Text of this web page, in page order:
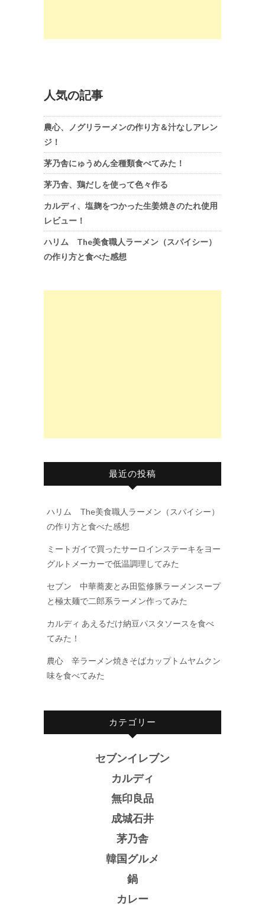
人気の記事
農心、ノグリラーメンの作り方＆汁なしアレン
ジ！
茅乃舎にゅうめん全種類食べてみた！
茅乃舎、鶏だしを使って色々作る
カルディ、塩麹をつかった生姜焼きのたれ使用
レビュー！
ハリム The美食職人ラーメン（スパイシー）
の作り方と食べた感想
最近の投稿
ハリム The美食職人ラーメン（スパイシー）
の作り方と食べた感想
ミートガイで買ったサーロインステーキをヨー
グルトメーカーで低温調理してみた
セブン 中華蕎麦とみ田監修豚ラーメンスープ
と極太麺で二郎系ラーメン作ってみた
カルディ あえるだけ納豆パスタソースを食べ
てみた！
農心 辛ラーメン焼きそばカップトムヤムクン
味を食べてみた
カテゴリー
セブンイレブン
カルディ
無印良品
成城石井
茅乃舎
韓国グルメ
鍋
カレー